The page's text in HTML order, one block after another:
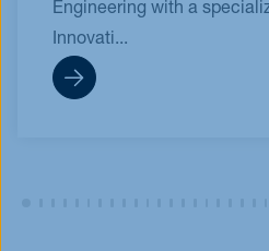
Engineering with a
Innovati...